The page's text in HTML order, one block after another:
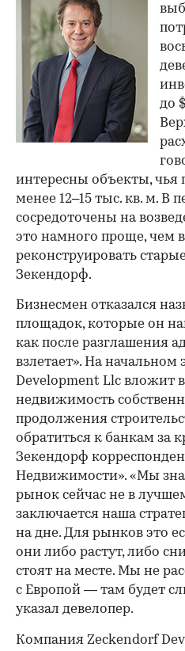
до
интересны объекты, чья
менее 12–15 тыс. кв. м. В
сосредоточены на
это намного проще, чем
реконструировать
Зекендорф.
Бизнесмен отказался
площадок, которые он
как после разглашения
взлетает». На начальном
Development Llc вложит
недвижимость
продолжения
обратиться к банкам за
Зекендорф
Недвижимости». «Мы
рынок сейчас не в
заключается наша
на дне. Для рынков это
они либо растут, либо
стоят на месте. Мы не
с Европой — там будет
указал девелопер.
Компания Zeckendorf